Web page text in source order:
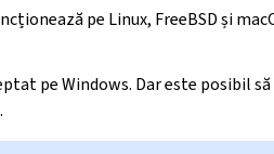
pe Linux, FreeBSD și
pe Windows. Dar este posibil